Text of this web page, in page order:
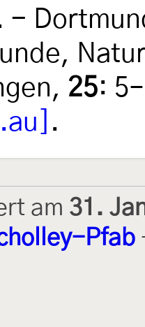
-
25:
.
am 31.
Pfab